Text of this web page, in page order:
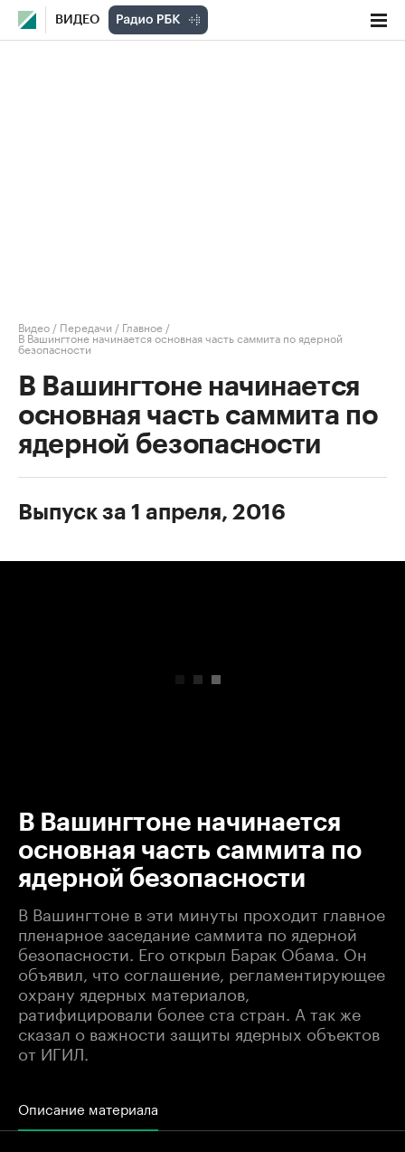
ВИДЕО
Видео / Передачи / Главное /
В Вашингтоне начинается основная часть саммита по ядерной
безопасности
В Вашингтоне начинается
основная часть саммита по
ядерной безопасности
Выпуск за 1 апреля, 2016
В Вашингтоне начинается
основная часть саммита по
ядерной безопасности
В Вашингтоне в эти минуты проходит главное
пленарное заседание саммита по ядерной
безопасности. Его открыл Барак Обама. Он
объявил, что соглашение, регламентирующее
охрану ядерных материалов,
ратифицировали более ста стран. А так же
сказал о важности защиты ядерных объектов
от ИГИЛ.
Описание материала